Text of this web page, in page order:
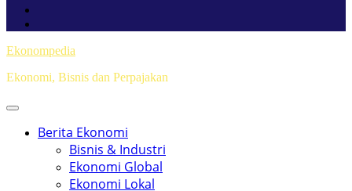
Ekonompedia
Ekonomi, Bisnis dan Perpajakan
Berita Ekonomi
Bisnis & Industri
Ekonomi Global
Ekonomi Lokal